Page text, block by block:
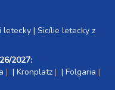
letecky | Sicílie letecky z
2027:
| Kronplatz | Folgaria